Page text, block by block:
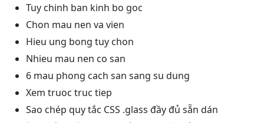
Tuy chinh ban kinh bo goc
Chon mau nen va vien
Hieu ung bong tuy chon
Nhieu mau nen co san
6 mau phong cach san sang su dung
Xem truoc truc tiep
Sao chép quy tắc CSS .glass đầy đủ sẵn dán